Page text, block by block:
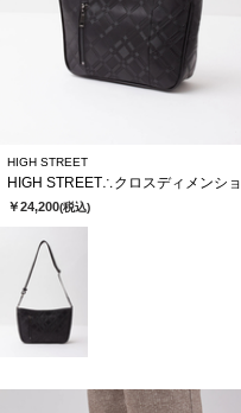
HIGH STREET
￥24,200(税込)